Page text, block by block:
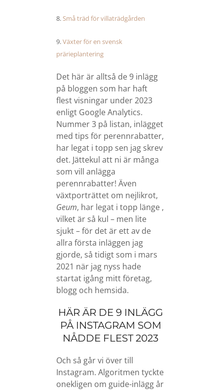
8.Små träd för villaträdgården
9.Växter för en svensk
prärieplantering
Det här är alltså de 9 inlägg
på bloggen som har haft
flest visningar under 2023
enligt Google Analytics.
Nummer 3 på listan, inlägget
med tips för perennrabatter,
har legat i topp sen jag skrev
det. Jättekul att ni är många
som vill anlägga
perennrabatter! Även
växtporträttet om nejlikrot,
Geum, har legat i topp länge ,
vilket är så kul – men lite
sjukt – för det är ett av de
allra första inläggen jag
gjorde, så tidigt som i mars
2021 när jag nyss hade
startat igång mitt företag,
blogg och hemsida.
HÄR ÄR DE 9 INLÄGG
PÅ INSTAGRAM SOM
NÅDDE FLEST 2023
Och så går vi över till
Instagram. Algoritmen tyckte
onekligen om guide-inlägg år